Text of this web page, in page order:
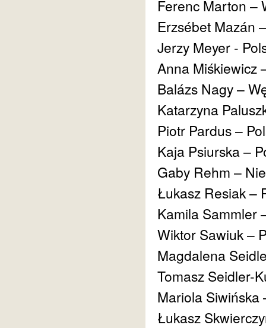
Ferenc Marton –
Erzsébet Mazán
Jerzy Meyer -
Anna Miśkiewicz
Balázs Nagy –
Katarzyna
Piotr Pardus –
Kaja Psiurska –
Gaby Rehm –
Łukasz Resiak –
Kamila Sammler
Wiktor Sawiuk –
Magdalena
Tomasz Seidler-
Mariola Siwińska
Łukasz